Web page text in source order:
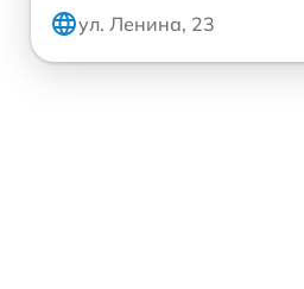
ул. Ленина, 23